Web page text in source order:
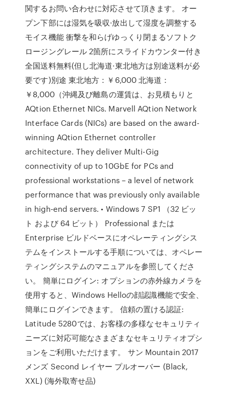
関するお問い合わせに対応させて頂きます。 オー
プン下部には湿気を吸収·放出して湿度を調整する
モイス機能 衝撃を和らげゆっくり閉まるソフトク
ロージングレール 2箇所にスライドカウンター付き
全国送料無料(但し北海道·東北地方は別途送料が必
要です)別途 東北地方：￥6,000 北海道：
￥8,000（沖縄及び離島の運賃は、お見積もりと
AQtion Ethernet NICs. Marvell AQtion Network
Interface Cards (NICs) are based on the award-
winning AQtion Ethernet controller
architecture. They deliver Multi-Gig
connectivity of up to 10GbE for PCs and
professional workstations – a level of network
performance that was previously only available
in high-end servers. • Windows 7 SP1 （32 ビッ
ト および 64 ビット） Professional または
Enterprise ビルドベースにオペレーティングシス
テムをインストールする手順については、オペレー
ティングシステムのマニュアルを参照してくださ
い。 簡単にログイン: オプションの赤外線カメラを
使用すると、Windows Helloの顔認識機能で安全、
簡単にログインできます。 信頼の置ける認証:
Latitude 5280では、お客様の多様なセキュリティ
ニーズに対応可能なさまざまなセキュリティオプシ
ョンをご利用いただけます。 サン Mountain 2017
メンズ Second レイヤー プルオーバー (Black,
XXL) (海外取寄せ品)